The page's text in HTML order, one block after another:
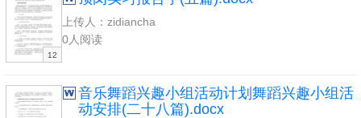
12
上传人：zidiancha
0人阅读
音乐舞蹈兴趣小组活动计划舞蹈兴趣小组活
动安排(二十八篇).docx